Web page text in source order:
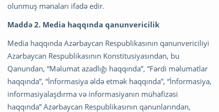
olunmuş mənaları ifadə edir.
Maddə 2. Media haqqında qanunvericilik
Media haqqında Azərbaycan Respublikasının qanunvericiliyi
Azərbaycan Respublikasının Konstitusiyasından, bu
Qanundan, “Məlumat azadlığı haqqında”, “Fərdi məlumatlar
haqqında”, “İnformasiya əldə etmək haqqında”, “İnformasiya,
informasiyalaşdırma və informasiyanın mühafizəsi
haqqında” Azərbaycan Respublikasının qanunlarından,